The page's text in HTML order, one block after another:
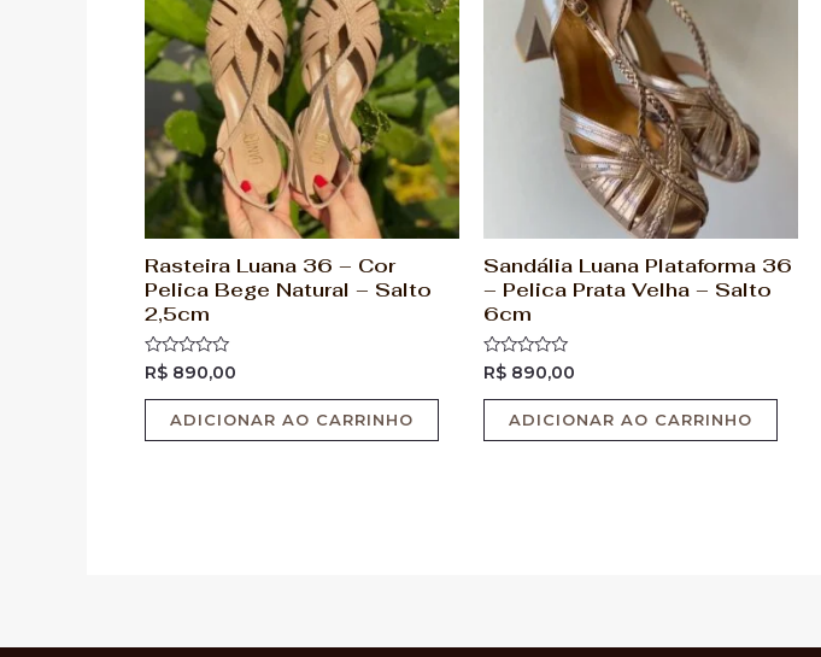
Rasteira Luana 36 – Cor
Pelica Bege Natural – Salto
2,5cm
Avaliação
0
de
R$ 890,00
ADICIONAR AO CARRINHO
Sandália Luana Plataforma 36
– Pelica Prata Velha – Salto
6cm
Avaliação
0
de
R$ 890,00
ADICIONAR AO CARRINHO